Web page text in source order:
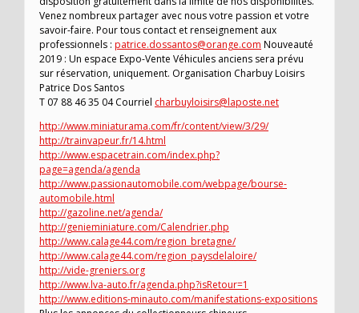
Venez nombreux partager avec nous votre passion et votre
savoir-faire. Pour tous contact et renseignement aux
professionnels : patrice.dossantos@orange.com Nouveauté
2019 : Un espace Expo-Vente Véhicules anciens sera prévu
sur réservation, uniquement. Organisation Charbuy Loisirs
Patrice Dos Santos
T 07 88 46 35 04 Courriel charbuyloisirs@laposte.net
http://www.miniaturama.com/fr/content/view/3/29/
http://trainvapeur.fr/14.html
http://www.espacetrain.com/index.php?
page=agenda/agenda
http://www.passionautomobile.com/webpage/bourse-
automobile.html
http://gazoline.net/agenda/
http://genieminiature.com/Calendrier.php
http://www.calage44.com/region_bretagne/
http://www.calage44.com/region_paysdelaloire/
http://vide-greniers.org
http://www.lva-auto.fr/agenda.php?isRetour=1
http://www.editions-minauto.com/manifestations-expositions